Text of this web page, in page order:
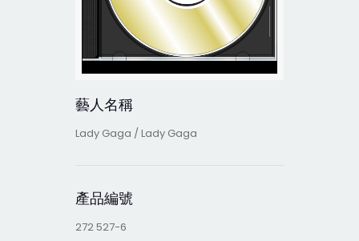
藝人名稱
Lady Gaga / Lady Gaga
產品編號
272 527-6